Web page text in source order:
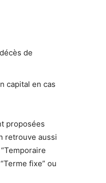
de
capital en cas
proposées
retrouve aussi
fixe” ou